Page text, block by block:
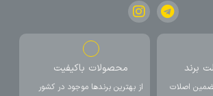
برند
اصلات
محصولات باکیفیت
از بهترین برندها موجود در کشور